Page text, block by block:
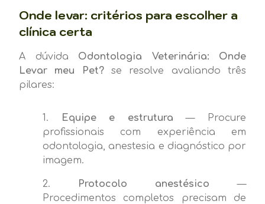
Onde levar: critérios para escolher a
clínica certa
A dúvida Odontologia Veterinária: Onde
Levar meu Pet?se resolve avaliando três
pilares:
Equipe e estrutura — Procure
profissionais com experiência em
odontologia, anestesia e diagnóstico por
imagem.
Protocolo anestésico —
Procedimentos completos precisam de